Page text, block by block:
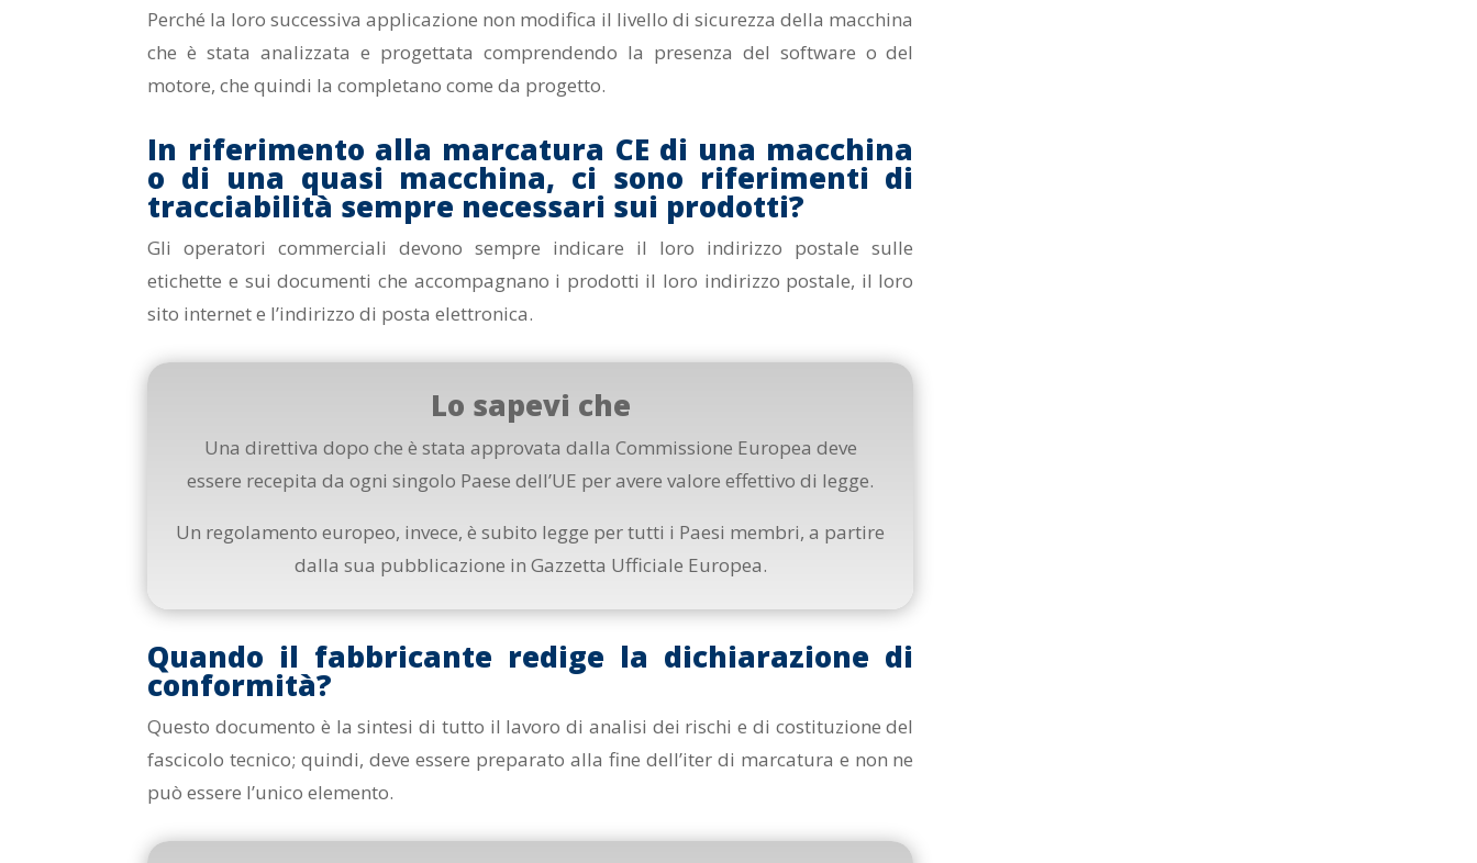
Perché la loro successiva applicazione non modifica il livello di sicurezza della macchina
che è stata analizzata e progettata comprendendo la presenza del software o del
motore, che quindi la completano come da progetto.
In riferimento alla marcatura CE di una macchina
o di una quasi macchina, ci sono riferimenti di
tracciabilità sempre necessari sui prodotti?
Gli operatori commerciali devono sempre indicare il loro indirizzo postale sulle
etichette e sui documenti che accompagnano i prodotti il loro indirizzo postale, il loro
sito internet e l’indirizzo di posta elettronica.
Lo sapevi che
Una direttiva dopo che è stata approvata dalla Commissione Europea deve
essere recepita da ogni singolo Paese dell’UE per avere valore effettivo di legge.
Un regolamento europeo, invece, è subito legge per tutti i Paesi membri, a partire
dalla sua pubblicazione in Gazzetta Ufficiale Europea.
Quando il fabbricante redige la dichiarazione di
conformità?
Questo documento è la sintesi di tutto il lavoro di analisi dei rischi e di costituzione del
fascicolo tecnico; quindi, deve essere preparato alla fine dell’iter di marcatura e non ne
può essere l’unico elemento.